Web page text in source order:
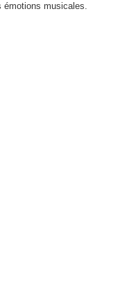
émotions musicales.